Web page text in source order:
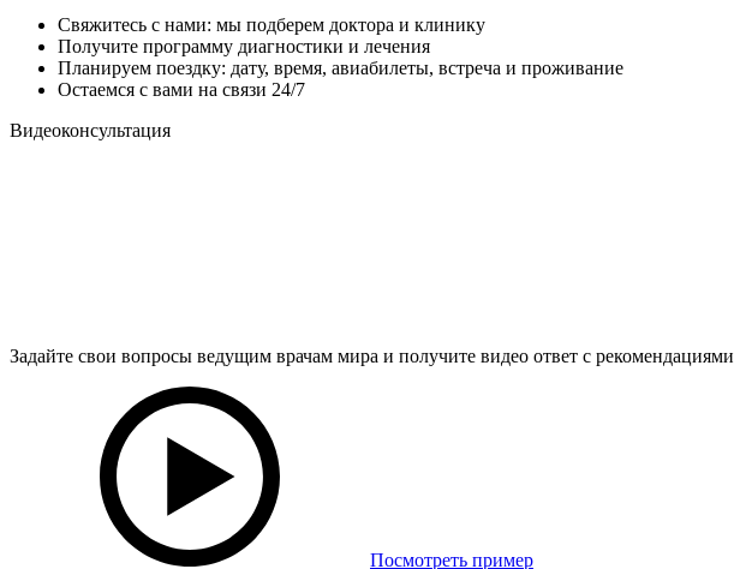
Свяжитесь с нами: мы подберем доктора и клинику
Получите программу диагностики и лечения
Планируем поездку: дату, время, авиабилеты, встреча и проживание
Остаемся с вами на связи 24/7
Видеоконсультация
Задайте свои вопросы ведущим врачам мира и получите видео ответ с рекомендациями
Посмотреть пример